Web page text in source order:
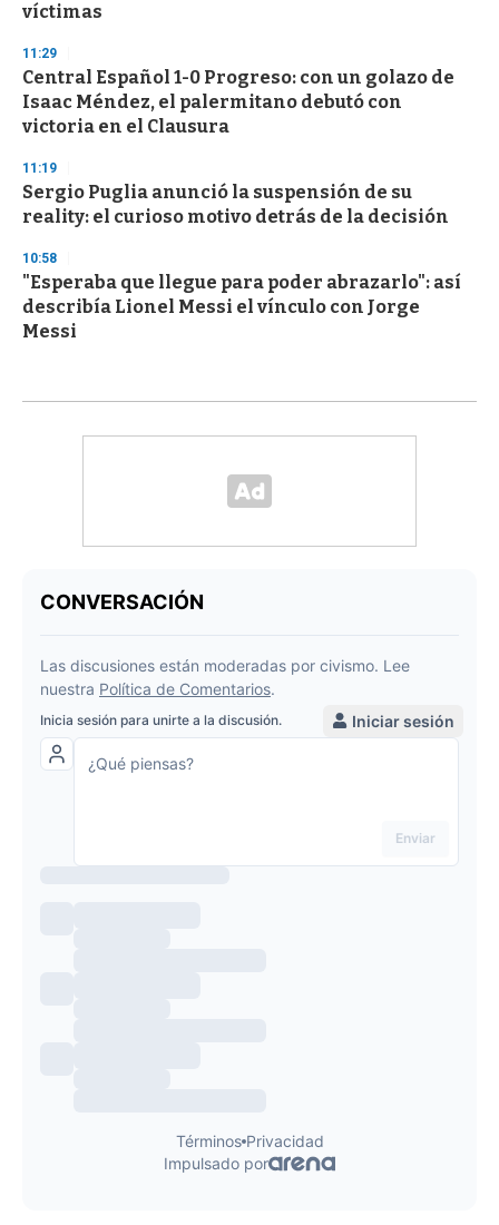
víctimas
11:29
Central Español 1-0 Progreso: con un golazo de
Isaac Méndez, el palermitano debutó con
victoria en el Clausura
11:19
Sergio Puglia anunció la suspensión de su
reality: el curioso motivo detrás de la decisión
10:58
"Esperaba que llegue para poder abrazarlo": así
describía Lionel Messi el vínculo con Jorge
Messi